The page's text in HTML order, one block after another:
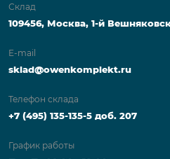
Склад
109456, Москва, 1-й
E-mail
sklad@owenkomplekt.ru
Телефон склада
+7 (495) 135-135-5 доб. 207
График работы